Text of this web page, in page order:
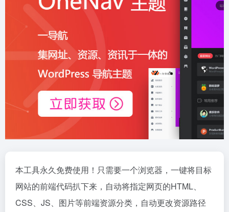
本工具永久免费使用！只需要一个浏览器，一键将目标
网站的前端代码扒下来，自动将指定网页的HTML、
CSS、JS、图片等前端资源分类，自动更改资源路径